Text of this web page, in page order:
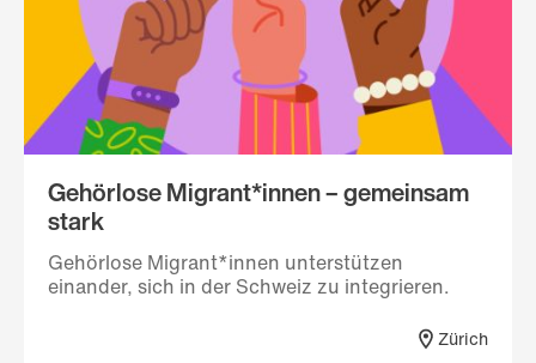
Gehörlose Migrant*innen – gemeinsam
stark
Gehörlose Migrant*innen unterstützen
einander, sich in der Schweiz zu integrieren.
Zürich